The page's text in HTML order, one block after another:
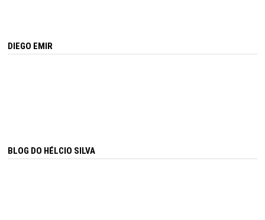
DIEGO EMIR
BLOG DO HÉLCIO SILVA